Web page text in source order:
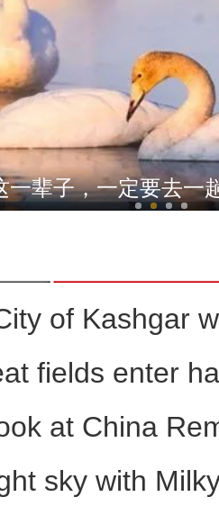
城县：马铃薯首次
一辈子，一定要去一
of Kashgar
fields enter
at China
sky with